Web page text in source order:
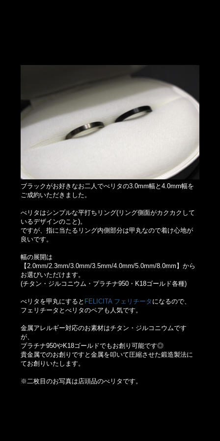
ブラックがお好きなお二人でべリタの3.0mm幅と4.0mm幅を
ご成約いただきました。
べリタはシンプルな平打ちリング(リング側面がカクカクして
いるデザインのこと)。
ですが、指に当たるリング内側部分は甲丸なので着け心地が
良いです。
幅の展開は
【2.0mm/2.3mm/3.0mm/3.5mm/4.0mm/5.0mm/8.0mm】から
お選びいただけます。
(チタン・ジルコニウム・プラチナ950・K18ゴールド各種)
べリタを甲丸にすると FELICITA フェリチータ になるので、
フェリチータとべリタのペアも人気です。
金属アレルギー対応のお素材はチタン・ジルコニウムです
が、
プラチナ950やK18ゴールドでもお創り可能です◎
貴金属でのお創りですと金属を叩いて圧縮させた鍛造製法に
てお創りいたします。
※二枚目のお写真は店頭品のべリタです。